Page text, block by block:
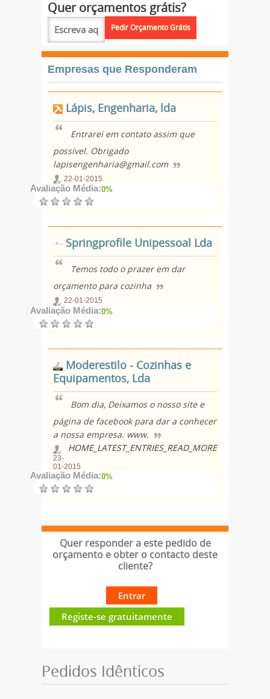
Quer orçamentos grátis?
Empresas que Responderam
Lápis, Engenharia, lda
Entrarei em contato assim que
possível. Obrigado
lapisengenharia@gmail.com
22-01-2015
Avaliação Média:0%
Springprofile Unipessoal Lda
Temos todo o prazer em dar
orçamento para cozinha
22-01-2015
Avaliação Média:0%
Moderestilo - Cozinhas e
Equipamentos, Lda
Bom dia, Deixamos o nosso site e
página de facebook para dar a conhecer
a nossa empresa. www.
HOME_LATEST_ENTRIES_READ_MORE
23-
01-2015
Avaliação Média:0%
Quer responder a este pedido de
orçamento e obter o contacto deste
cliente?
Entrar
Registe-se gratuitamente
Pedidos Idênticos